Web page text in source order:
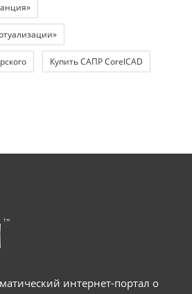
Купить САПР CorelCAD
интернет-портал о